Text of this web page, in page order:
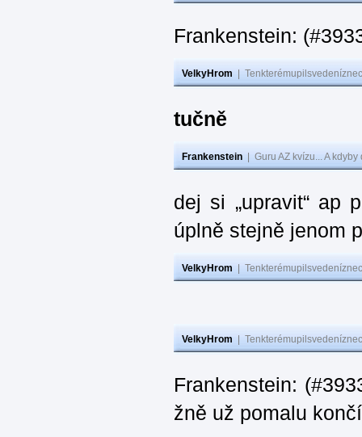
Frankenstein:
VelkyHrom
tučně
Frankenstein Guru AZ kvízu... A
dej si „upravit“ ap
úplně stejně jenom
VelkyHrom
VelkyHrom
Frankenstein:
žně už pomalu